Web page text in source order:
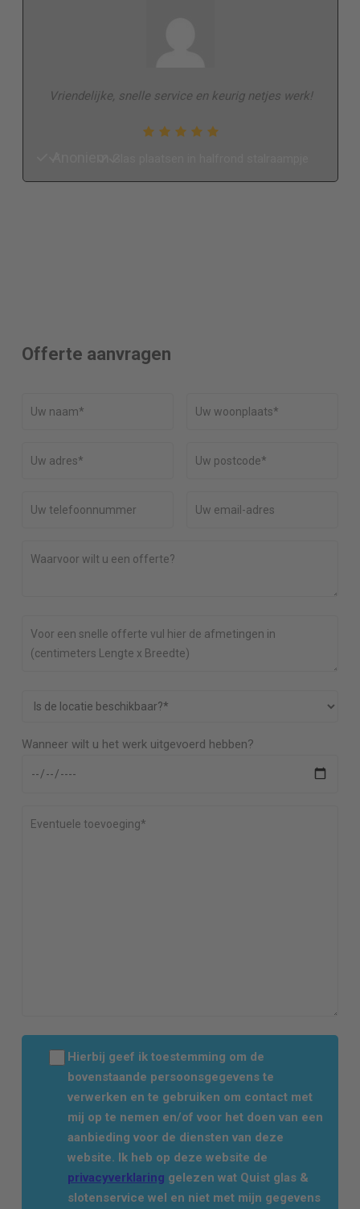
Vriendelijke, snelle service en keurig netjes werk!
Offerte aanvragen
Wanneer wilt u het werk uitgevoerd hebben?
Hierbij geef ik toestemming om de
bovenstaande persoonsgegevens te
verwerken en te gebruiken om contact met
mij op te nemen en/of voor het doen van een
aanbieding voor de diensten van deze
website. Ik heb op deze website de
privacyverklaring gelezen wat Quist glas &
slotenservice wel en niet met mijn gegevens